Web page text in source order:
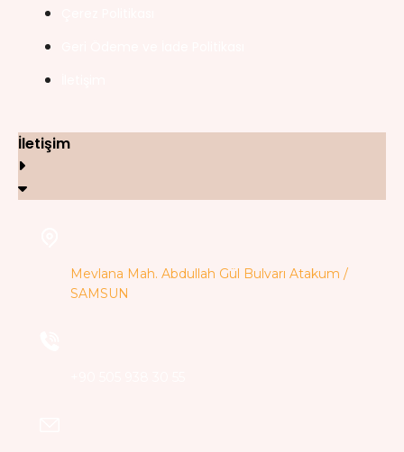
İletişim
Mevlana Mah. Abdullah Gül Bulvarı Atakum /
SAMSUN